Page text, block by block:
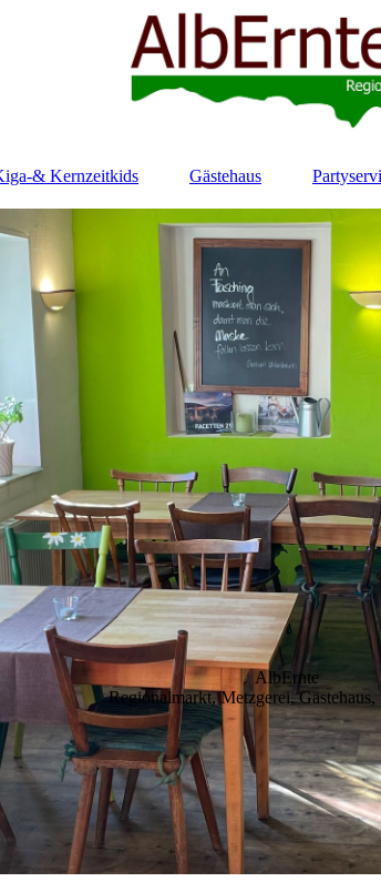
& Kernzeitkids Gästehaus
AlbErnte
Regionalmarkt, Metzgerei, Gästehaus,